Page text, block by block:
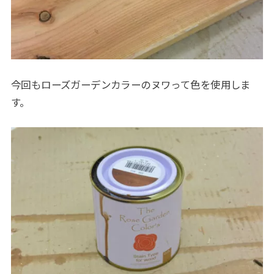
今回もローズガーデンカラーのヌワって色を使用しま
す。